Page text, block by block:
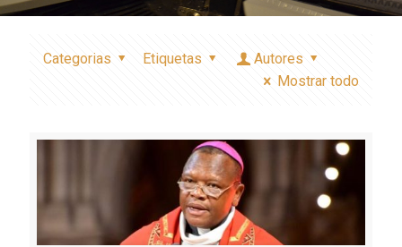
Categorias Etiquetas
Autores
Mostrar todo